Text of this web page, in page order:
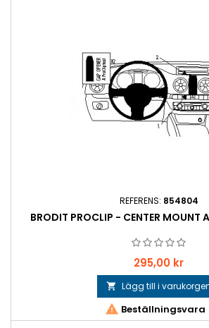
REFERENS: 854804
BRODIT PROCLIP - CENTER MOUNT
Pris
295,00 kr
 Lägg till i
 Beställningsvara